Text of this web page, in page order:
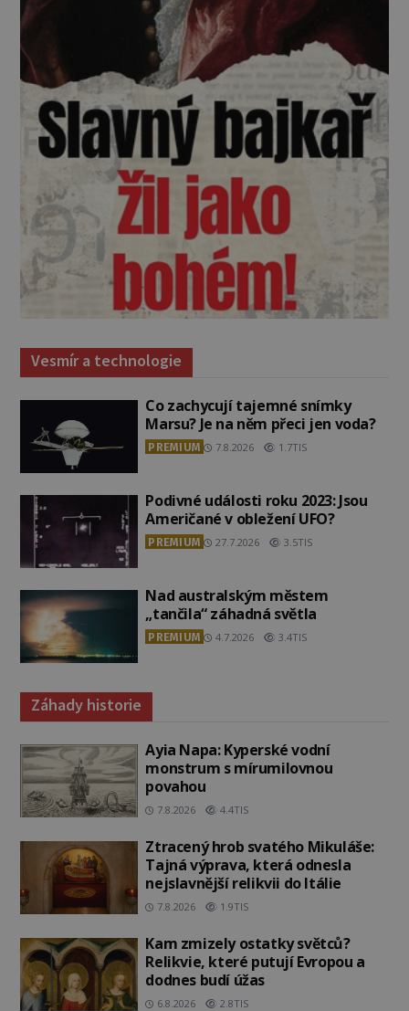
Vesmír a technologie
Co zachycují tajemné snímky
Marsu? Je na něm přeci jen voda?
PREMIUM 7.8.2026 1.7TIS
Podivné události roku 2023: Jsou
Američané v obležení UFO?
PREMIUM 27.7.2026 3.5TIS
Nad australským městem
„tančila“ záhadná světla
PREMIUM 4.7.2026 3.4TIS
Záhady historie
Ayia Napa: Kyperské vodní
monstrum s mírumilovnou
povahou
7.8.2026 4.4TIS
Ztracený hrob svatého Mikuláše:
Tajná výprava, která odnesla
nejslavnější relikvii do Itálie
7.8.2026 1.9TIS
Kam zmizely ostatky světců?
Relikvie, které putují Evropou a
dodnes budí úžas
6.8.2026 2.8TIS